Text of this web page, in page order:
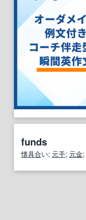
funds
懐具合い; 元手; 元金;